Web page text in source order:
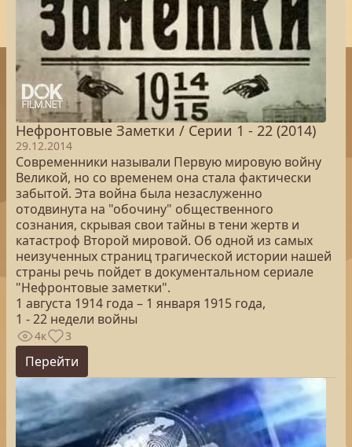
Нефронтовые Заметки / Серии 1 - 22 (2014)
29.12.2014
Современники называли Первую мировую войну
Великой, но со временем она стала фактически
забытой. Эта война была незаслуженно
отодвинута на "обочину" общественного
сознания, скрывая свои тайны в тени жертв и
катастроф Второй мировой. Об одной из самых
неизученных страниц трагической истории нашей
страны речь пойдет в документальном сериале
"Нефронтовые заметки".
1 августа 1914 года – 1 января 1915 года,
1 - 22 недели войны
4к 3
Перейти